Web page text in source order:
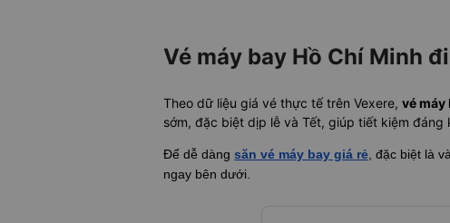
Vé máy bay Hồ Chí Minh
Theo dữ liệu giá vé thực tế trên Vexere, vé máy
sớm, đặc biệt dịp lễ và Tết, giúp tiết kiệm đáng
Để dễ dàng săn vé máy bay giá rẻ , đặc biệt là
ngay bên dưới.